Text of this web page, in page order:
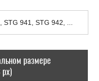
размере